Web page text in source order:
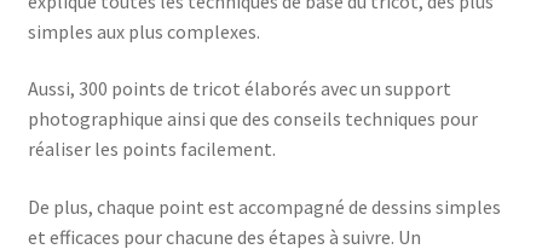
simples aux plus complexes.
Aussi, 300 points de tricot élaborés avec un support
photographique ainsi que des conseils techniques pour
réaliser les points facilement.
De plus, chaque point est accompagné de dessins simples
et efficaces pour chacune des étapes à suivre. Un